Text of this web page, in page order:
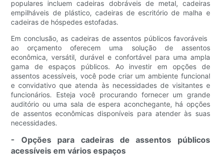
populares incluem cadeiras dobráveis ​​de metal, cadeiras
empilháveis ​​de plástico, cadeiras de escritório de malha e
cadeiras de hóspedes estofadas.
Em conclusão, as cadeiras de assentos públicos favoráveis ​​
ao orçamento oferecem uma solução de assentos
econômica, versátil, durável e confortável para uma ampla
gama de espaços públicos. Ao investir em opções de
assentos acessíveis, você pode criar um ambiente funcional
e convidativo que atenda às necessidades de visitantes e
funcionários. Esteja você procurando fornecer um grande
auditório ou uma sala de espera aconchegante, há opções
de assentos econômicas disponíveis para atender às suas
necessidades.
- Opções para cadeiras de assentos públicos
acessíveis em vários espaços